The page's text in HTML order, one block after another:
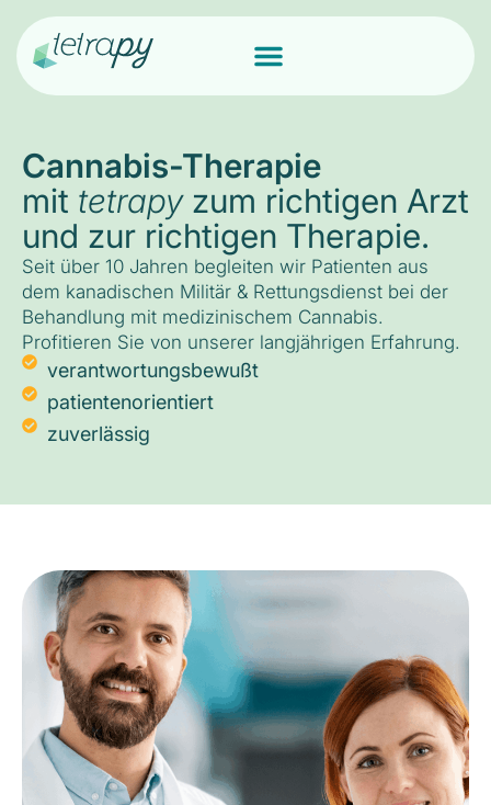
Cannabis-Therapie
mit tetrapyzum richtigen Arzt
und zur richtigen Therapie.
Seit über 10 Jahren begleiten wir Patienten aus
dem kanadischen Militär & Rettungsdienst bei der
Behandlung mit medizinischem Cannabis.
Profitieren Sie von unserer langjährigen Erfahrung.
verantwortungsbewußt
patientenorientiert
zuverlässig